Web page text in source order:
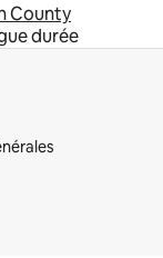
County
durée